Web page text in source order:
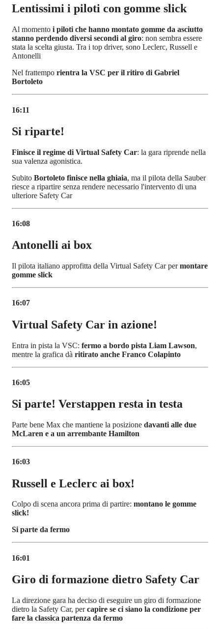
Lentissimi i piloti con gomme slick
Al momento i piloti che hanno montato gomme da asciutto
stanno perdendo diversi secondi al giro: non sembra essere
stata la scelta giusta. Tra i top driver, sono Leclerc, Russell e
Antonelli
Nel frattempo rientra la VSC per il ritiro di Gabriel
Bortoleto
16:11
Si riparte!
Finisce il regime di Virtual Safety Car: la gara riprende nella
sua valenza agonistica.
Subito Bortoleto finisce nella ghiaia, ma il pilota della Sauber
riesce a ripartire senza rendere necessario l'intervento di una
ulteriore Safety Car
16:08
Antonelli ai box
Il pilota italiano approfitta della Virtual Safety Car permontare
gomme slick
16:07
Virtual Safety Car in azione!
Entra in pista la VSC: fermo a bordo pista Liam Lawson,
mentre la grafica dà ritirato anche Franco Colapinto
16:05
Si parte! Verstappen resta in testa
Parte bene Max che mantiene la posizione davanti alle due
McLaren e a un arrembante Hamilton
16:03
Russell e Leclerc ai box!
Colpo di scena ancora prima di partire: montano le gomme
slick!
Si parte da fermo
16:01
Giro di formazione dietro Safety Car
La direzione gara ha deciso di eseguire un giro di formazione
dietro la Safety Car, percapire se ci siano la condizione per
fare la classica partenza da fermo